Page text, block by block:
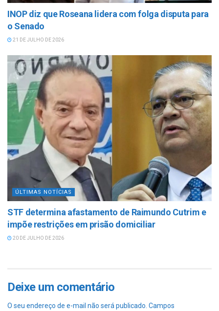
INOP diz que Roseana lidera com folga disputa para
o Senado
21 DE JULHO DE 2026
ÚLTIMAS NOTÍCIAS
STF determina afastamento de Raimundo Cutrim e
impõe restrições em prisão domiciliar
20 DE JULHO DE 2026
Deixe um comentário
O seu endereço de e-mail não será publicado. Campos